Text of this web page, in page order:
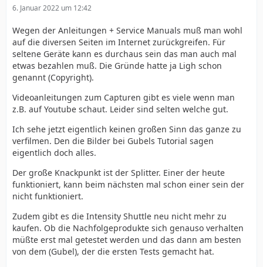
6. Januar 2022 um 12:42
Wegen der Anleitungen + Service Manuals muß man wohl
auf die diversen Seiten im Internet zurückgreifen. Für
seltene Geräte kann es durchaus sein das man auch mal
etwas bezahlen muß. Die Gründe hatte ja Ligh schon
genannt (Copyright).
Videoanleitungen zum Capturen gibt es viele wenn man
z.B. auf Youtube schaut. Leider sind selten welche gut.
Ich sehe jetzt eigentlich keinen großen Sinn das ganze zu
verfilmen. Den die Bilder bei Gubels Tutorial sagen
eigentlich doch alles.
Der große Knackpunkt ist der Splitter. Einer der heute
funktioniert, kann beim nächsten mal schon einer sein der
nicht funktioniert.
Zudem gibt es die Intensity Shuttle neu nicht mehr zu
kaufen. Ob die Nachfolgeprodukte sich genauso verhalten
müßte erst mal getestet werden und das dann am besten
von dem (Gubel), der die ersten Tests gemacht hat.